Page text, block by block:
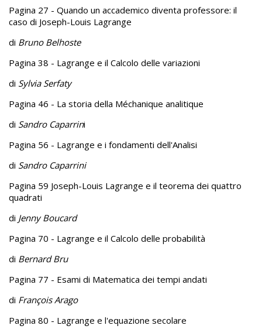
Pagina 27 - Quando un accademico diventa professore: il
caso di Joseph-Louis Lagrange
di Bruno Belhoste
Pagina 38 - Lagrange e il Calcolo delle variazioni
di Sylvia Serfaty
Pagina 46 - La storia della Méchanique analitique
di Sandro Caparrini
Pagina 56 - Lagrange e i fondamenti dell'Analisi
di Sandro Caparrini
Pagina 59 Joseph-Louis Lagrange e il teorema dei quattro
quadrati
di Jenny Boucard
Pagina 70 - Lagrange e il Calcolo delle probabilità
di Bernard Bru
Pagina 77 - Esami di Matematica dei tempi andati
di François Arago
Pagina 80 - Lagrange e l'equazione secolare